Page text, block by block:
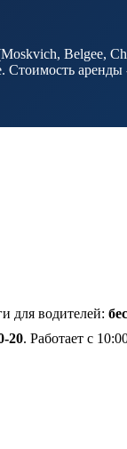
Belgee,
аренды
для водителей:
20. Работает с